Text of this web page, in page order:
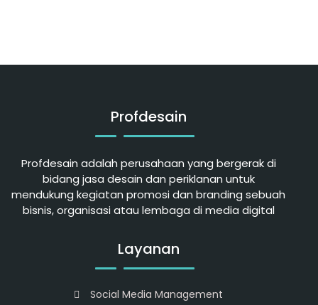
Profdesain
Profdesain adalah perusahaan yang bergerak di
bidang jasa desain dan periklanan untuk
mendukung kegiatan promosi dan branding sebuah
bisnis, organisasi atau lembaga di media digital
Layanan
Social Media Management